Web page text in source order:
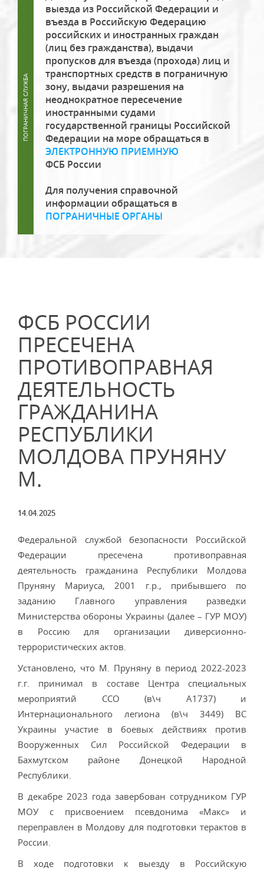
выезда из Российской Федерации и
въезда в Российскую Федерацию
российских и иностранных граждан
(лиц без гражданства), выдачи
пропусков для въезда (прохода) лиц и
транспортных средств в пограничную
зону, выдачи разрешения на
неоднократное пересечение
иностранными судами
государственной границы Российской
Федерации на море обращаться в
ЭЛЕКТРОННУЮ ПРИЕМНУЮ
ФСБ России
Для получения справочной
информации обращаться в
ПОГРАНИЧНЫЕ ОРГАНЫ
ФСБ РОССИИ
ПРЕСЕЧЕНА
ПРОТИВОПРАВНАЯ
ДЕЯТЕЛЬНОСТЬ
ГРАЖДАНИНА
РЕСПУБЛИКИ
МОЛДОВА ПРУНЯНУ
М.
14.04.2025
Федеральной службой безопасности Российской
Федерации пресечена противоправная
деятельность гражданина Республики Молдова
Пруняну Мариуса, 2001 г.р., прибывшего по
заданию Главного управления разведки
Министерства обороны Украины (далее – ГУР МОУ)
в Россию для организации диверсионно-
террористических актов.
Установлено, что М. Пруняну в период 2022-2023
г.г. принимал в составе Центра специальных
мероприятий ССО (в\ч A1737) и
Интернационального легиона (в\ч 3449) ВС
Украины участие в боевых действиях против
Вооруженных Сил Российской Федерации в
Бахмутском районе Донецкой Народной
Республики.
В декабре 2023 года завербован сотрудником ГУР
МОУ с присвоением псевдонима «Макс» и
переправлен в Молдову для подготовки терактов в
России.
В ходе подготовки к выезду в Российскую